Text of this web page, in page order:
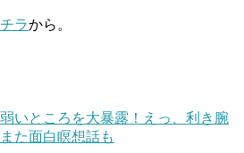
ラから。
いところを大暴露！えっ、利き腕
た面白瞑想話も